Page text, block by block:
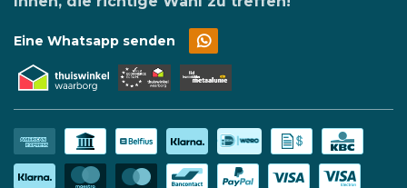
Eine Whatsapp senden